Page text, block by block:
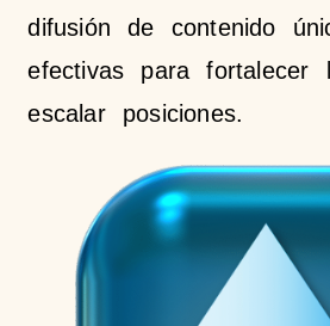
difusión de contenido
efectivas para fortalecer
escalar posiciones.